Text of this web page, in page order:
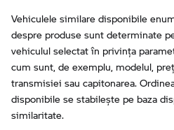
Vehiculele similare disponibile
despre produse sunt determinate
vehiculul selectat în privința
cum sunt, de exemplu, modelul,
transmisiei sau capitonarea.
disponibile se stabilește pe baza
similaritate.